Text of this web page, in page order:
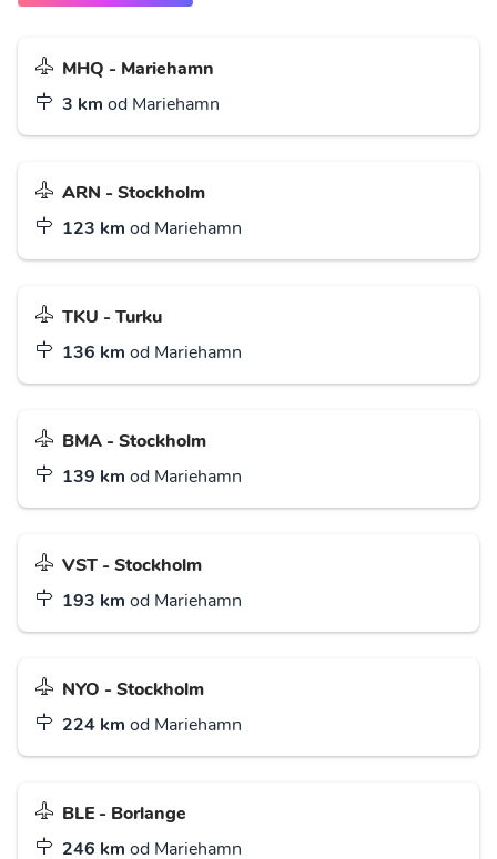
MHQ - Mariehamn
3 km od Mariehamn
ARN - Stockholm
123 km od Mariehamn
TKU - Turku
136 km od Mariehamn
BMA - Stockholm
139 km od Mariehamn
VST - Stockholm
193 km od Mariehamn
NYO - Stockholm
224 km od Mariehamn
BLE - Borlange
246 km od Mariehamn